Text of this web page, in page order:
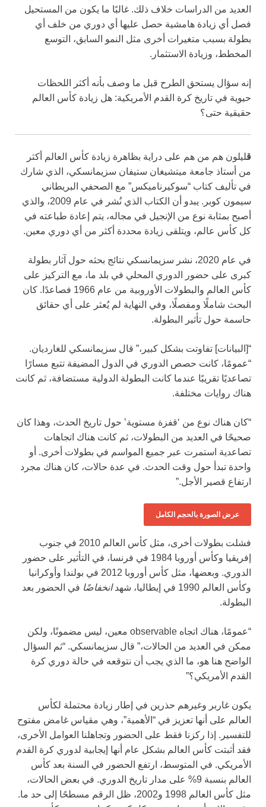
العديد من الدراسات خلاف ذلك. غالبًا ما يكون من المستحيل
فصل أي زيادة هامشية حصل عليها أي دوري من خلف أي
بطولة بسبب متغيرات أخرى مثل النمو السابق، التوسع
المخطط، وزيادة الاستثمار.
إنه سؤال يستحق الطرح قبل ما وصف بأنه أكثر اللحظات
حيوية في تاريخ كرة القدم الأمريكية: هل زيادة كأس العالم
حقيقية حتى؟
قليلون هم من هم على دراية بظاهرة زيادة كأس العالم أكثر
من أستاذ جامعة ميتشيغان ستيفان سزيمانسكي، الذي شارك
في تأليف كتاب “سوكيرناميكس” مع الصحفي البريطاني
سيمون كوبر. يبدو أن الكتاب الذي نُشر في عام 2009، والذي
أصبح بمثابة نوع من الإنجيل في مجاله، يتم إعادة طباعته في
كل كأس عالم، ويتلقى زيادة محددة أكثر من أي دوري معين.
في عام 2020، نشر سزيمانسكي نتائج بحثه حول آثار بطولة
كبرى على حضور الدوري المحلي في بلد ما، مع التركيز على
كأس العالم والبطولات الأوروبية من عام 1966 فصاعدًا. كان
البحث شاملًا ومفصلًا، وفي النهاية لم يُعثر على أي حقائق
حاسمة حول تأثير البطولة.
“[البيانات] تفاوتت بشكل كبير،” قال سزيمانسكي للغارديان.
“عمومًا، كانت حصص الدوري في الدول المضيفة تتبع مسارًا
تصاعديًا تقريبًا عندما كانت البطولة الدولية مستضافة، ثم كانت
هناك روايات مختلفة.
“كان هناك نوع من ‘قفزة مستوية’ حول تاريخ الحدث، وهذا كان
صحيحًا في العديد من البطولات، ثم كانت هناك اتجاهات
تصاعدية استمرت عبر جميع المواسم في بطولات أخرى. أو
واحدة تبدأ حول وقت الحدث. في عدة حالات، كان هناك مجرد
ارتفاع قصير الأجل.”
عرض الصورة بالحجم الكامل
فشلت بطولات أخرى، مثل كأس العالم 2010 في جنوب
إفريقيا وكأس أوروبا 1984 في فرنسا، في التأثير على حضور
الدوري. وبعضها، مثل كأس أوروبا 2012 في بولندا وأوكرانيا
وكأس العالم 1990 في إيطاليا، شهد
انخفاضًا في الحضور بعد
البطولة.
“عمومًا، هناك اتجاه observable معين، ليس مضمونًا، ولكن
ممكن في العديد من الحالات،” قال سزيمانسكي. “ثم السؤال
الواضح هنا هو، ما الذي يجب أن نتوقعه في حالة دوري كرة
القدم الأمريكي؟”
يكون غاربر وغيرهم حذرين في إطار زيادة محتملة لكأس
العالم على أنها تعزيز في “الأهمية”، وهي مقياس غامض مفتوح
للتفسير. إذا ركزنا فقط على الحضور وتجاهلنا العوامل الأخرى،
فقد أثبتت كأس العالم بشكل عام أنها إيجابية لدوري كرة القدم
الأمريكي. في المتوسط، ارتفع الحضور في السنة بعد كأس
العالم بنسبة 9% على مدار تاريخ الدوري. في بعض الحالات،
مثل كأس العالم 1998 و2002، ظل الرقم مسطحًا إلى حد ما.